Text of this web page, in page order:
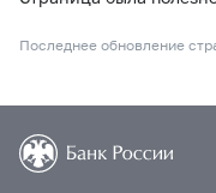
Последнее обновление